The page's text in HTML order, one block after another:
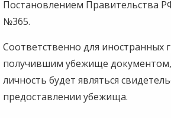
Постановлением Правительства
№365.
Соответственно для иностранных
получившим убежище
личность будет являться
предоставлении убежища.